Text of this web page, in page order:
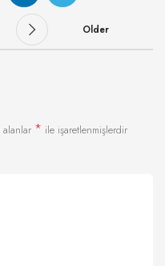
Older
* ile işaretlenmişlerdir